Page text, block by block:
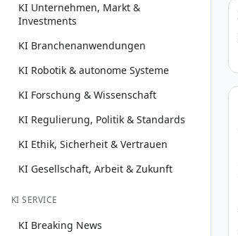
KI Unternehmen, Markt &
Investments
KI Branchenanwendungen
KI Robotik & autonome Systeme
KI Forschung & Wissenschaft
KI Regulierung, Politik & Standards
KI Ethik, Sicherheit & Vertrauen
KI Gesellschaft, Arbeit & Zukunft
KI SERVICE
KI Breaking News